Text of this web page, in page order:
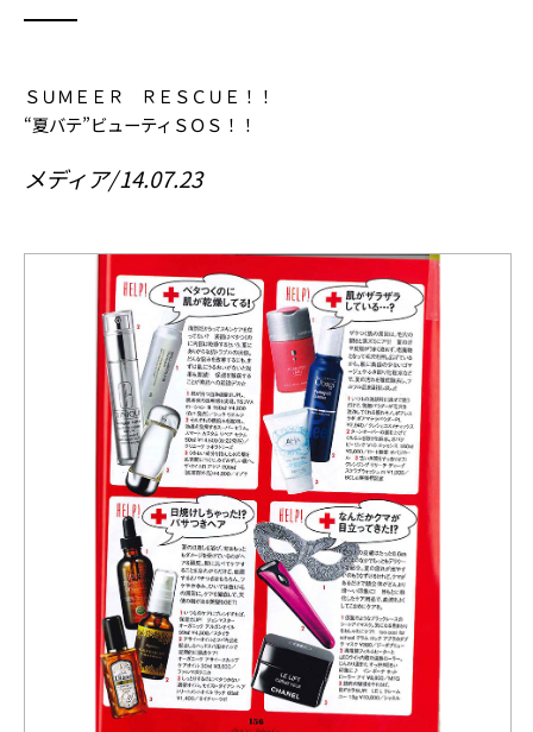
ＳＵＭＥＥＲ ＲＥＳＣＵＥ！！
“夏バテ”ビューティＳＯＳ！！
メディア 14.07.23